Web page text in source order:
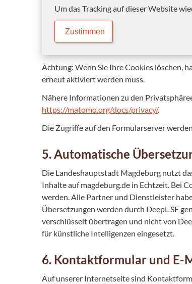
Um das Tracking auf dieser Website
Zustimmen
Achtung: Wenn Sie Ihre Cookies löschen,
erneut aktiviert werden muss.
Nähere Informationen zu den
https://matomo.org/docs/privacy/.
Die Zugriffe auf den Formularserver
5. Automatische
Die Landeshauptstadt Magdeburg nutzt
Inhalte auf magdeburg.de in Echtzeit. Bei
werden. Alle Partner und Dienstleister
Übersetzungen werden durch DeepL SE
verschlüsselt übertragen und nicht von
für künstliche Intelligenzen eingesetzt.
6. Kontaktformular und E-
Auf unserer Internetseite sind